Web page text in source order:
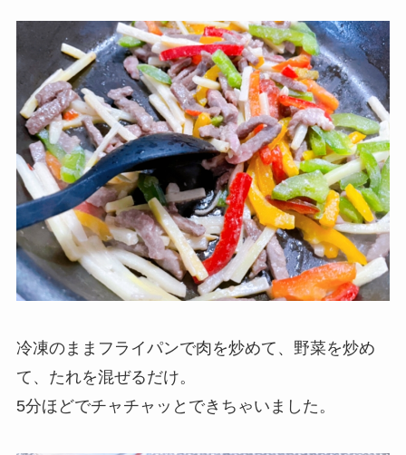
冷凍のままフライパンで肉を炒めて、野菜を炒め
て、たれを混ぜるだけ。
5分ほどでチャチャッとできちゃいました。